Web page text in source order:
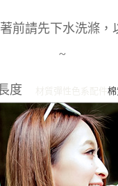
前請先下水洗滌，
~
度